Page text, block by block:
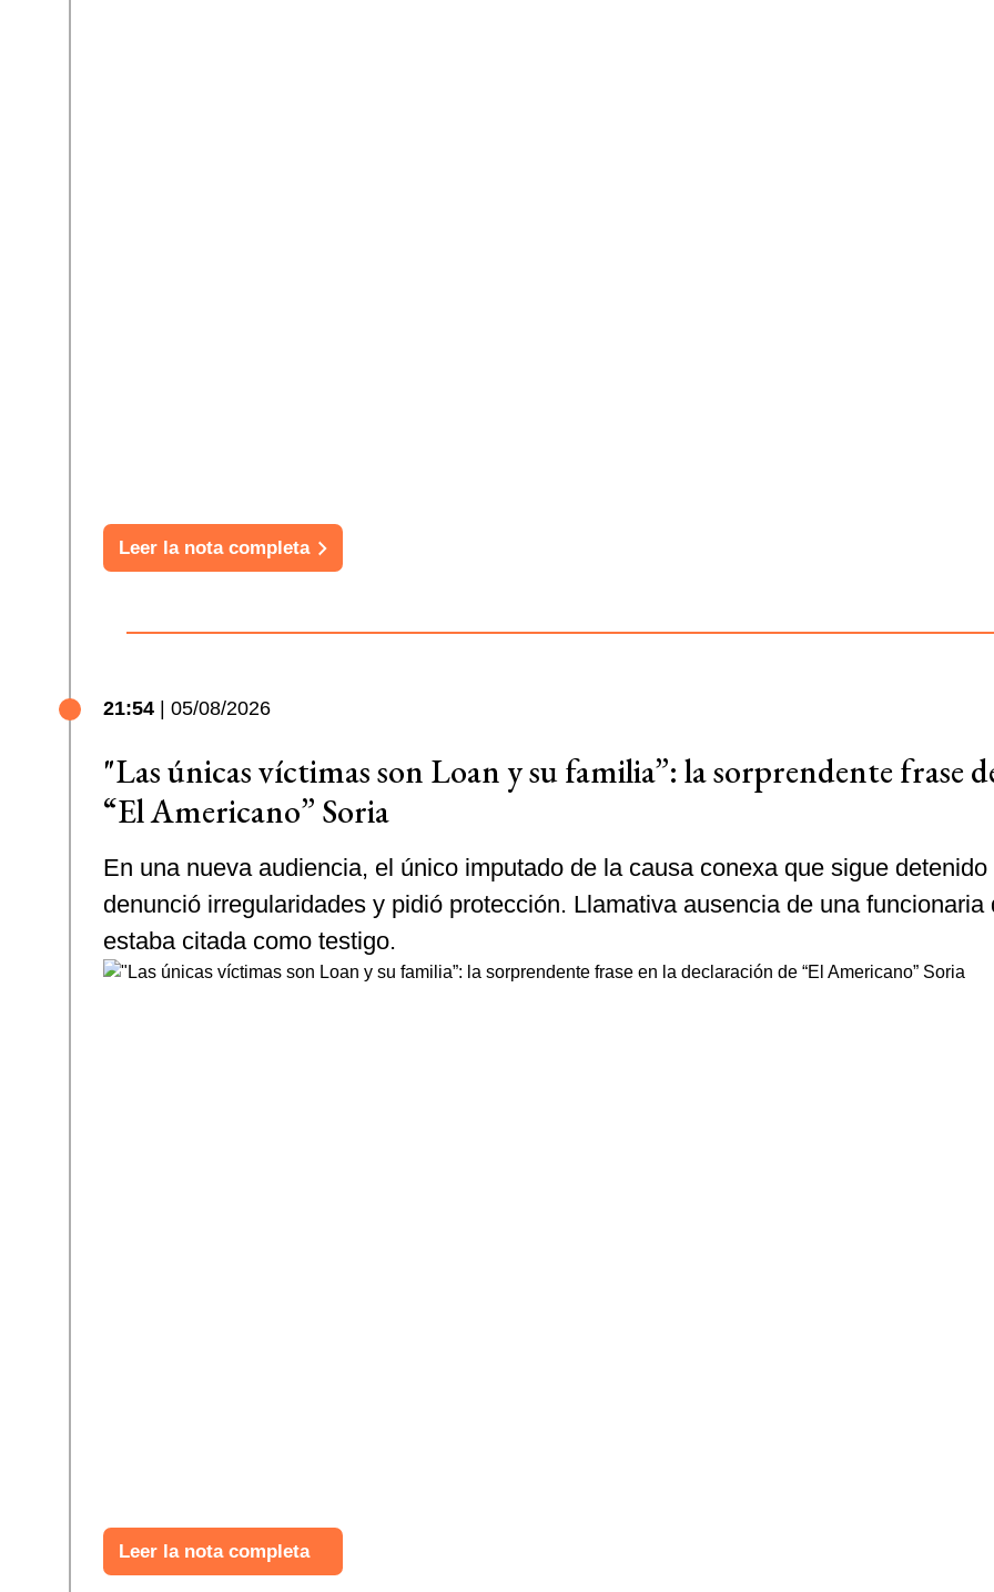
Leer la nota completa
21:54 | 05/08/2026
"Las únicas víctimas son Loan y su familia”: la sorprendente frase
“El Americano” Soria
En una nueva audiencia, el único imputado de la causa conexa que sigue detenido
denunció irregularidades y pidió protección. Llamativa ausencia de una funcionaria
estaba citada como testigo.
Leer la nota completa